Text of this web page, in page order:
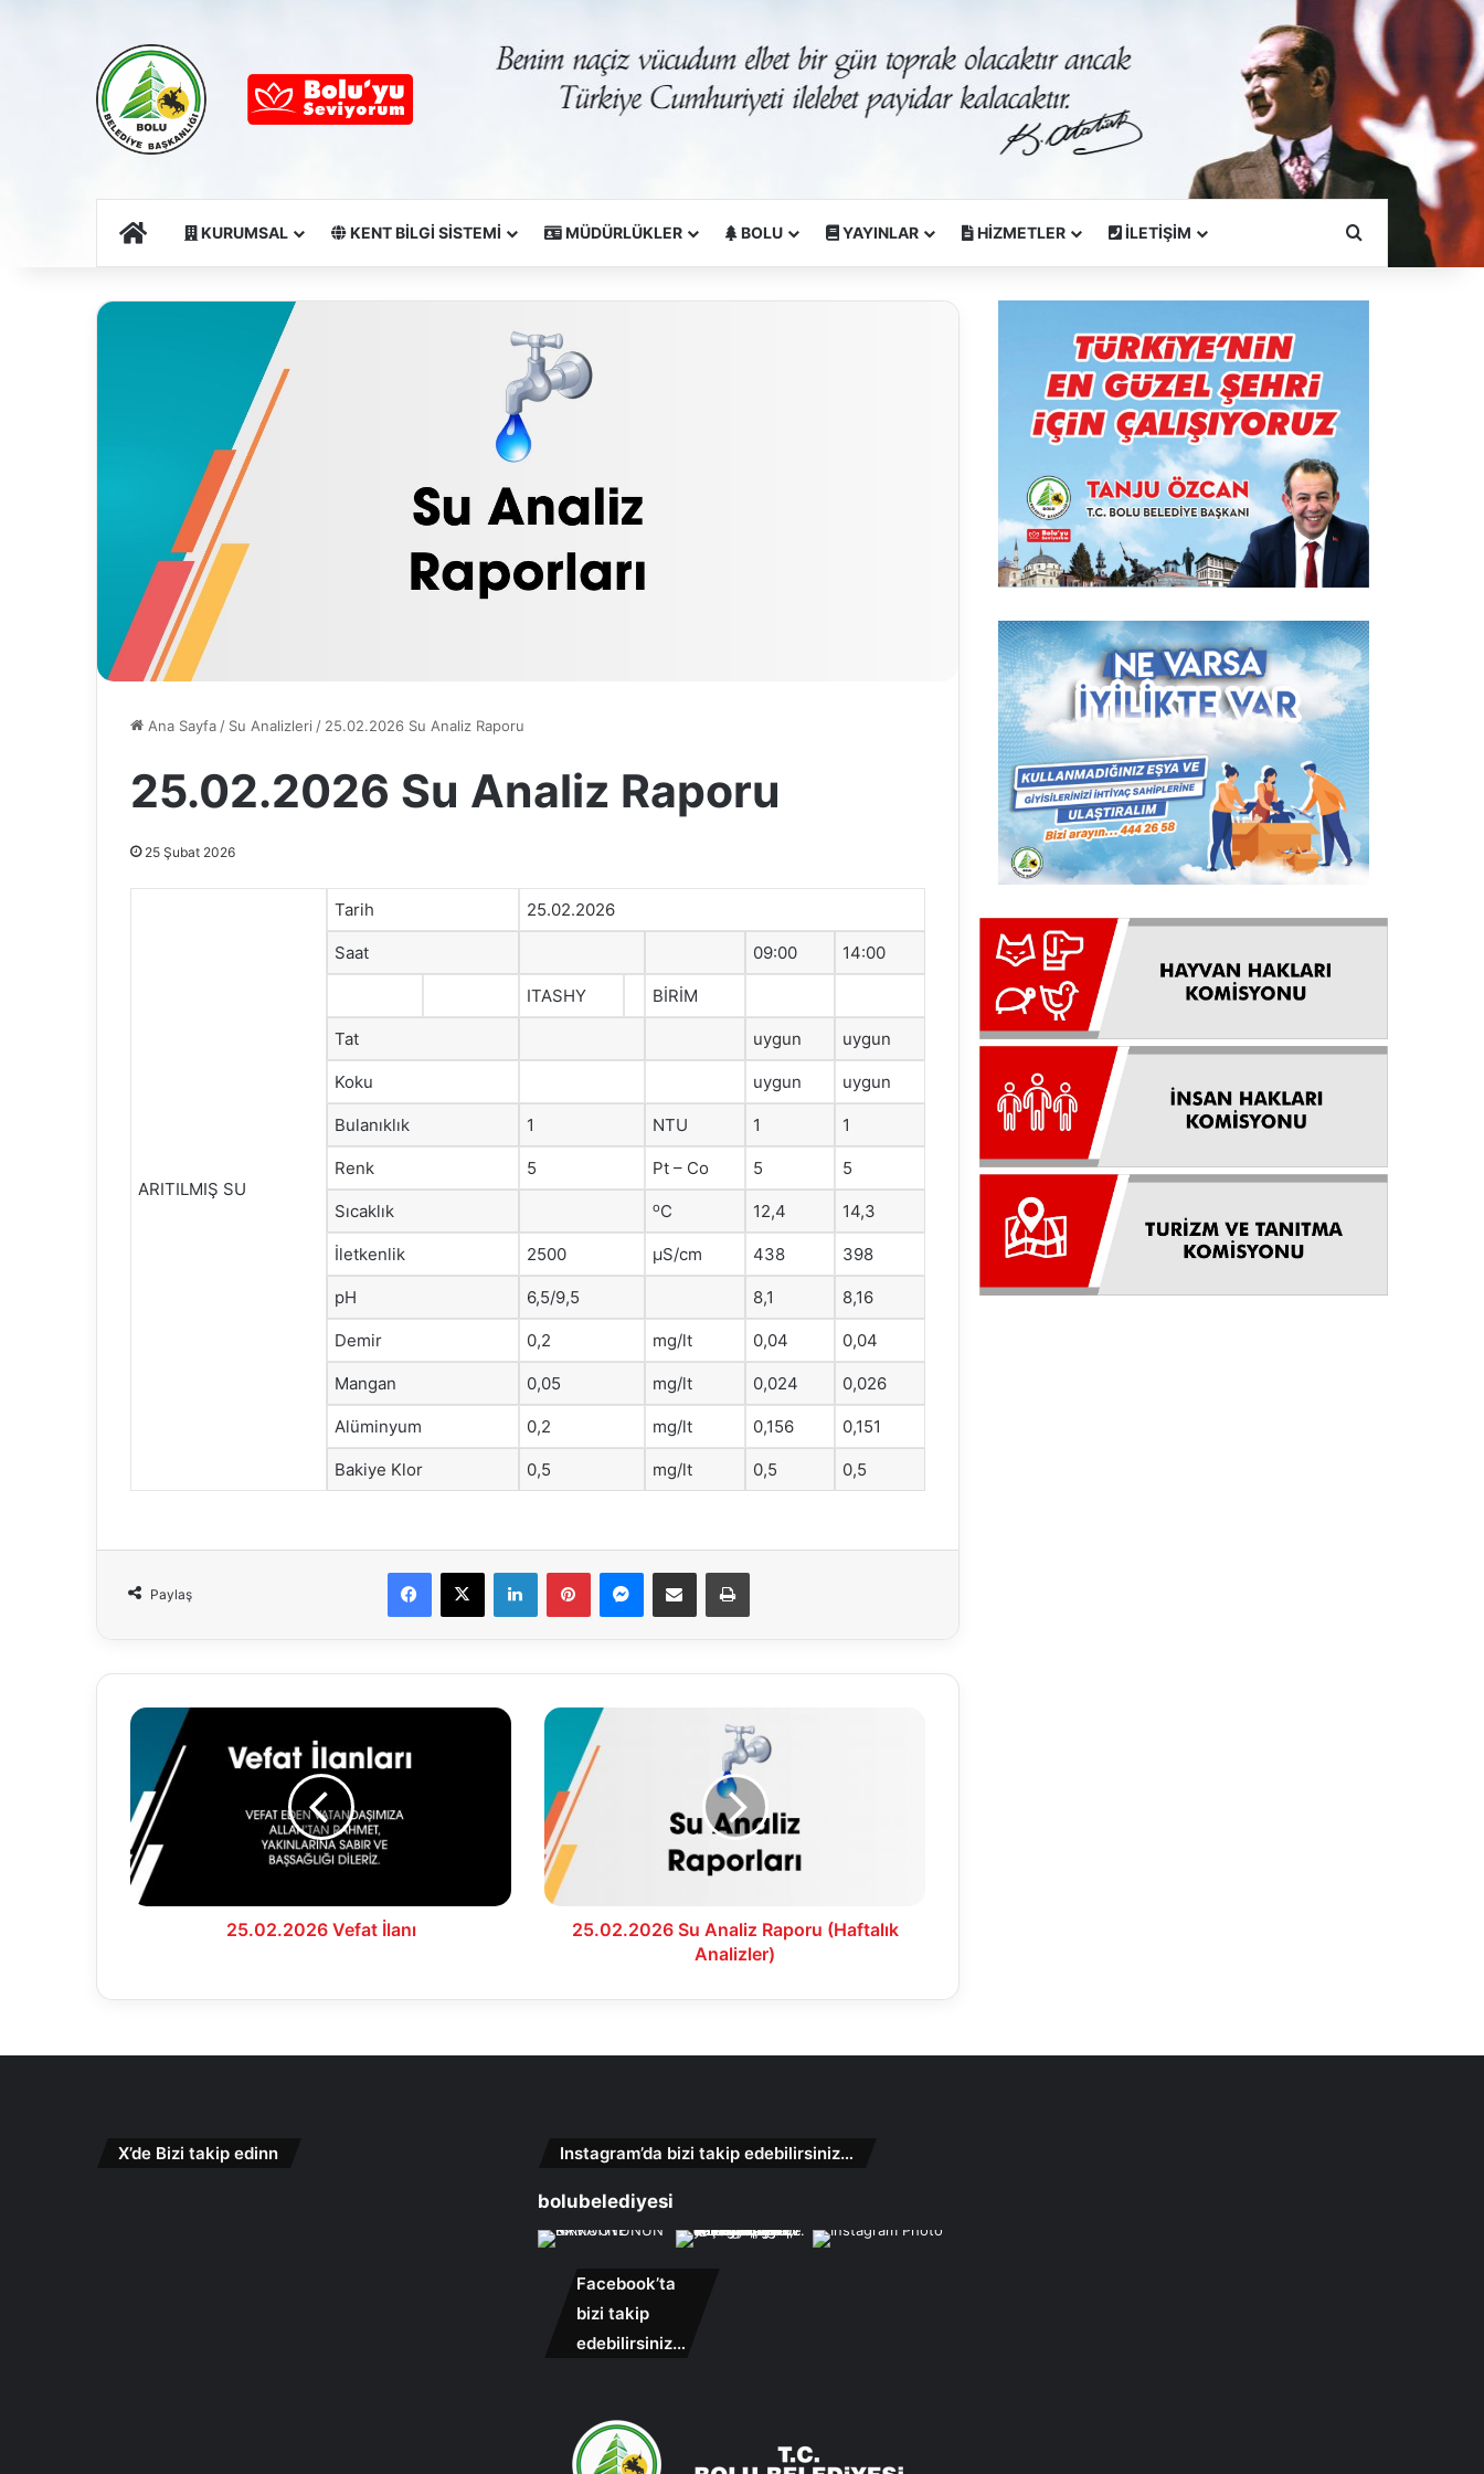
Ana SayfaKURUMSAL KENT BİLGİ SİSTEMİ MÜDÜRLÜKLER BOLU YAYINLAR HİZMETLER İLETİŞİM Arama Yapın
Ana Sayfa/ Su Analizleri / 25.02.2026 Su Analiz Raporu
25.02.2026 Su Analiz Raporu
25 Şubat 2026
ARITILMIŞ SU
Tarih 25.02.2026
Saat 09:00 14:00
ITASHY BİRİM
Tat uygun uygun
Koku uygun uygun
Bulanıklık 1 NTU 1 1
Renk 5 Pt – Co 5 5
Sıcaklık oC 12,4 14,3
İletkenlik 2500 μS/cm 438 398
pH 6,5/9,5 8,1 8,16
Demir 0,2 mg/lt 0,04 0,04
Mangan 0,05 mg/lt 0,024 0,026
Alüminyum 0,2 mg/lt 0,156 0,151
Bakiye Klor 0,5 mg/lt 0,5 0,5
Paylaş
Facebook
X LinkedInPinterestMessenger
E-Mail ile paylaş Yazdır
25.02.2026
25.02.2026 Vefat İlanı
25.02.2026
Analiz
Raporu
(Haftalık
Analizler)
25.02.2026 Su Analiz Raporu (Haftalık
Analizler)
X’de Bizi takip edinn Instagram’da bizi takip edebilirsiniz…
bolubelediyesi
Facebook’ta
bizi takip
edebilirsiniz…